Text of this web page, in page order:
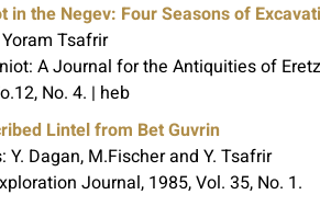
in the Negev: Four Seasons of
Tsafrir
A Journal for the Antiquities of
No. 4. | heb
Lintel from Bet Guvrin
Y. Dagan, M.Fischer and Y. Tsafrir
Journal, 1985, Vol. 35, No. 1.